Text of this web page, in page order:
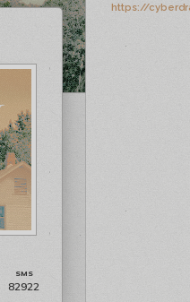
82922
https://